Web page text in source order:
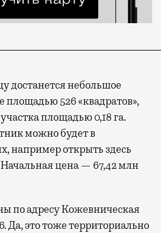
достанется небольшое
площадью 526 «квадратов»,
площадью 0,18 га.
можно будет в
например открыть здесь
цена — 67,42 млн
по адресу Кожевническая
Да, это тоже территориально